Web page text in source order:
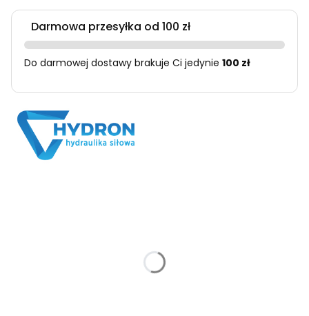
Darmowa przesyłka od 100 zł
Do darmowej dostawy brakuje Ci jedynie 100 zł